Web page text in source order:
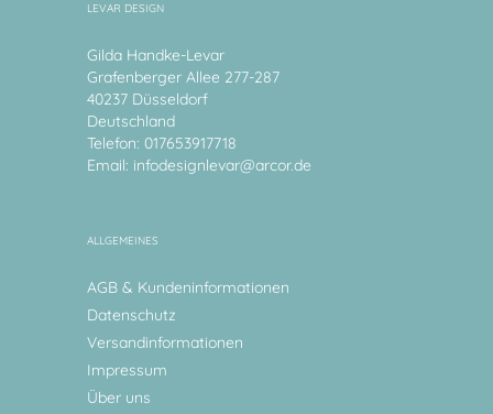
LEVAR DESIGN
Gilda Handke-Levar
Grafenberger Allee 277-287
40237 Düsseldorf
Deutschland
Telefon: 017653917718
Email: infodesignlevar@arcor.de
ALLGEMEINES
AGB & Kundeninformationen
Datenschutz
Versandinformationen
Impressum
Über uns